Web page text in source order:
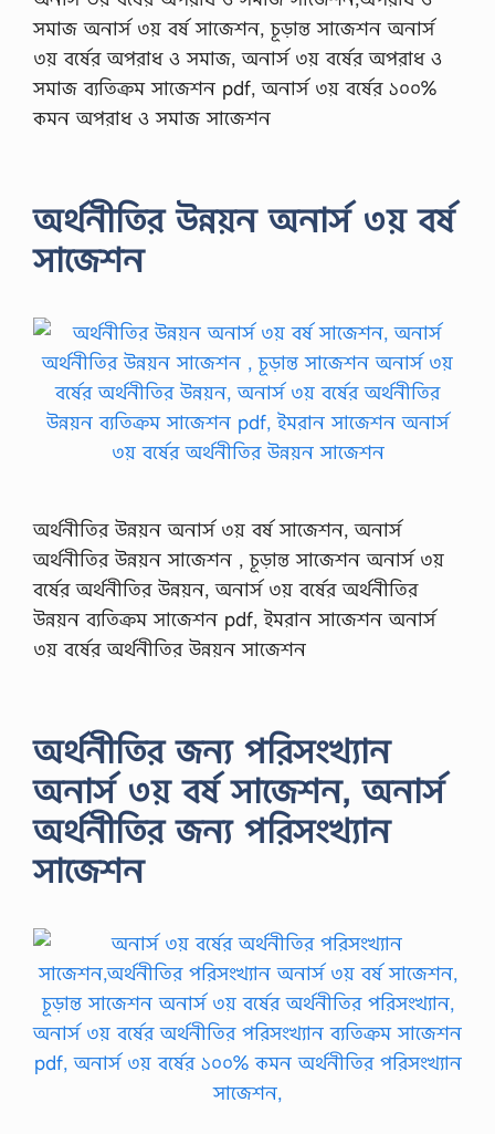
সমাজ অনার্স ৩য় বর্ষ সাজেশন, চূড়ান্ত সাজেশন অনার্স
৩য় বর্ষের অপরাধ ও সমাজ, অনার্স ৩য় বর্ষের অপরাধ ও
সমাজ ব্যতিক্রম সাজেশন pdf, অনার্স ৩য় বর্ষের ১০০%
কমন অপরাধ ও সমাজ সাজেশন
অর্থনীতির উন্নয়ন অনার্স ৩য় বর্ষ
সাজেশন
অর্থনীতির উন্নয়ন অনার্স ৩য় বর্ষ সাজেশন, অনার্স
অর্থনীতির উন্নয়ন সাজেশন , চূড়ান্ত সাজেশন অনার্স ৩য়
বর্ষের অর্থনীতির উন্নয়ন, অনার্স ৩য় বর্ষের অর্থনীতির
উন্নয়ন ব্যতিক্রম সাজেশন pdf, ইমরান সাজেশন অনার্স
৩য় বর্ষের অর্থনীতির উন্নয়ন সাজেশন
অর্থনীতির জন্য পরিসংখ্যান
অনার্স ৩য় বর্ষ সাজেশন, অনার্স
অর্থনীতির জন্য পরিসংখ্যান
সাজেশন